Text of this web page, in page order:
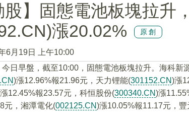
股】固態電池板塊拉升
漲20.02%
原創
6月19日 上午10:00
今日早盤，截至10:00，固態電池板塊拉升。海科新
)漲12.96%報21.96元，天力锂能(301152.CN)漲
12.45%報23.57元，科恒股份(300340.CN)漲
元，湘潭電化(002125.CN)漲10.05%報11.17元，豐